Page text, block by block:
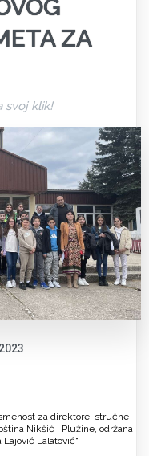
ZA
svoj klik!
za direktore, stručne
Nikšić i Plužine, održana
Lalatović“.